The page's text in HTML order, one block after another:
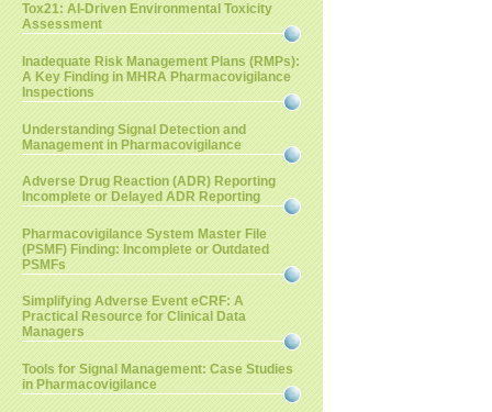
Tox21: AI-Driven Environmental Toxicity
Assessment
Inadequate Risk Management Plans (RMPs):
A Key Finding in MHRA Pharmacovigilance
Inspections
Understanding Signal Detection and
Management in Pharmacovigilance
Adverse Drug Reaction (ADR) Reporting
Incomplete or Delayed ADR Reporting
Pharmacovigilance System Master File
(PSMF) Finding: Incomplete or Outdated
PSMFs
Simplifying Adverse Event eCRF: A
Practical Resource for Clinical Data
Managers
Tools for Signal Management: Case Studies
in Pharmacovigilance